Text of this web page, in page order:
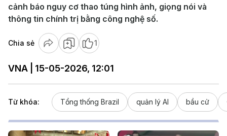
cảnh báo nguy cơ thao túng hình ảnh, giọng nói và
thông tin chính trị bằng công nghệ số.
Chia sẻ 1
VNA | 15-05-2026, 12:01
Từ khóa: Tổng thống Brazil quản lý AI bầu cử